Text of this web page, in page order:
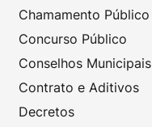
Chamamento Público
Concurso Público
Conselhos Municipais
Contrato e Aditivos
Decretos